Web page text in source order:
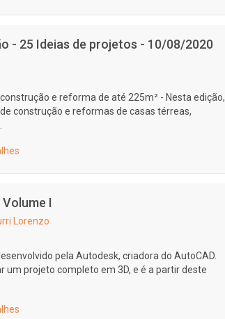
- 25 Ideias de projetos - 10/08/2020
e reforma de até 225m² - Nesta edição,
construção e reformas de casas térreas,
I
Lorenzo
pela Autodesk, criadora do AutoCAD.
um projeto completo em 3D, e é a partir deste